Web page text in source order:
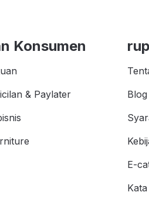
Konsumen
& Paylater
Blog
E-